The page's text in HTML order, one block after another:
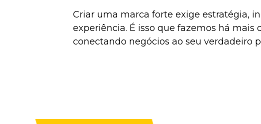
Criar uma marca forte exige estratégia,
experiência. É isso que fazemos há mais
conectando negócios ao seu verdadeiro